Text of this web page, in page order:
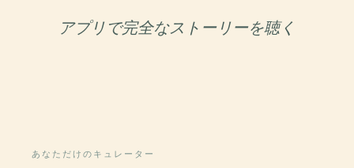
アプリで完全なストーリーを聴く
あなただけのキュレーター